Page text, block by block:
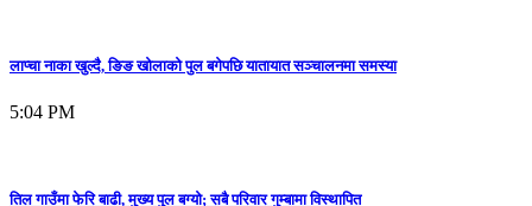
लाप्चा नाका खुल्दै, ङिङ खोलाको पुल बगेपछि यातायात सञ्चालनमा समस्या
5:04 PM
तिल गाउँमा फेरि बाढी, मुख्य पुल बग्यो; सबै परिवार गुम्बामा विस्थापित